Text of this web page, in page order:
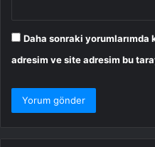
Daha sonraki yorumlarımda
adresim ve site adresim bu